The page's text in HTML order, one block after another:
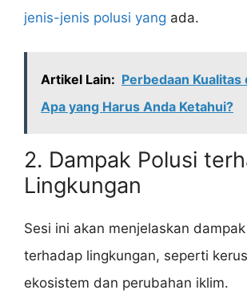
jenis-jenis polusi yang ada.
Artikel Lain: Perbedaan Kualitas
Apa yang Harus Anda Ketahui?
2. Dampak Polusi
Lingkungan
Sesi ini akan menjelaskan
terhadap lingkungan, seperti
ekosistem dan perubahan iklim.